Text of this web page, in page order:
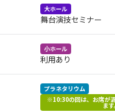
大ホール
舞台演技セミナー
小ホール
利用あり
プラネタリウム
※10:30の回は、お席が
ま